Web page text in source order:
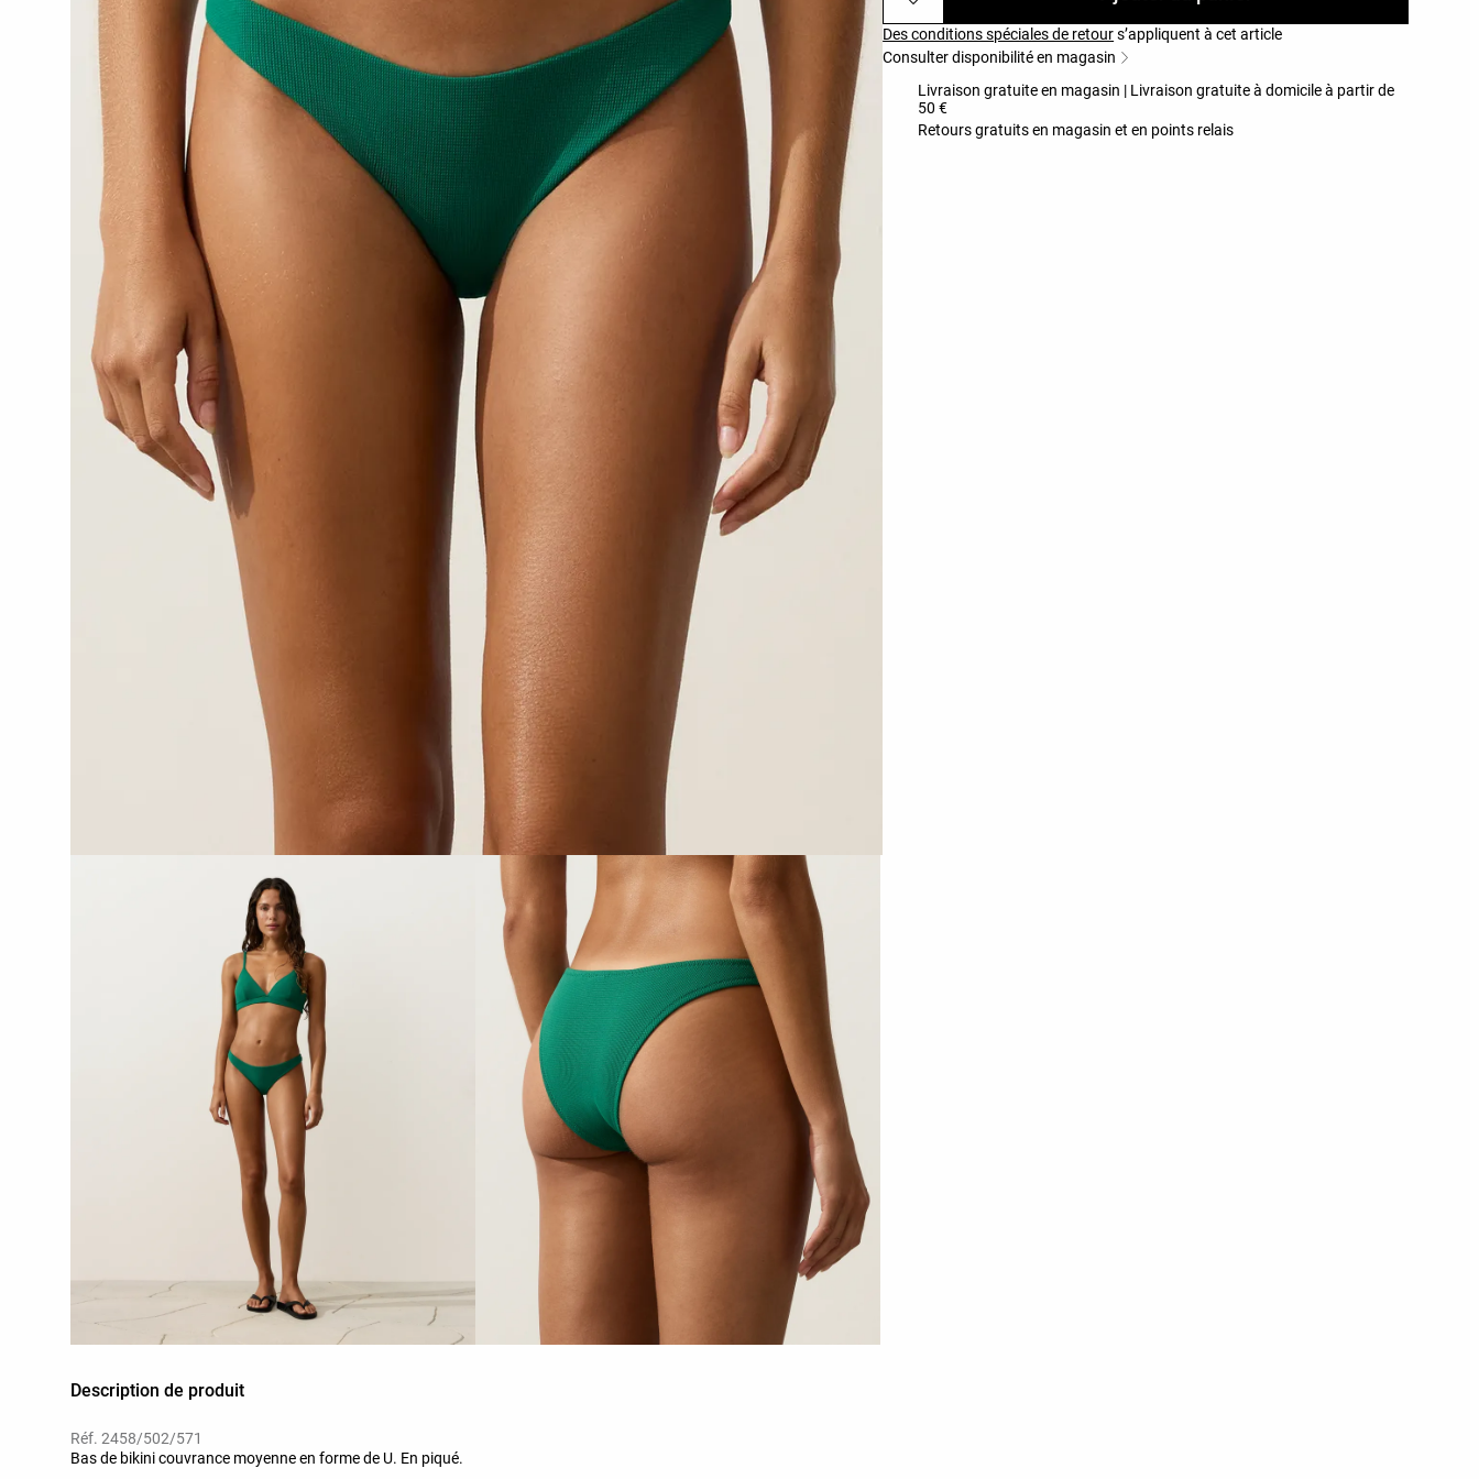
Description de produit
Réf. 2458/502/571
Bas de bikini couvrance moyenne en forme de U. En piqué.
Des conditions spéciales de retours’appliquent à cet article
Consulter disponibilité en magasin
Livraison gratuite en magasin | Livraison gratuite à domicile à partir de
50 €
Retours gratuits en magasin et en points relais